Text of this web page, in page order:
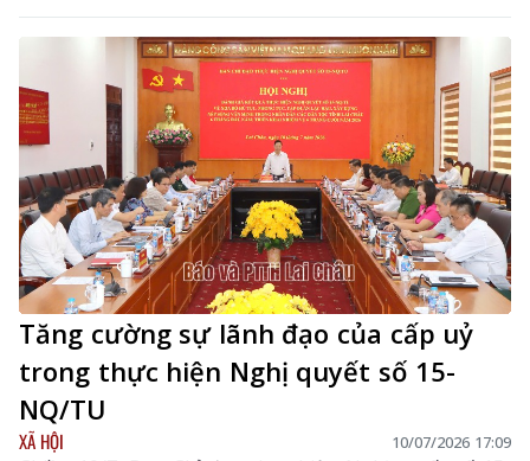
Tăng cường sự lãnh đạo của cấp uỷ
trong thực hiện Nghị quyết số 15-
NQ/TU
XÃ HỘI 10/07/2026 17:09